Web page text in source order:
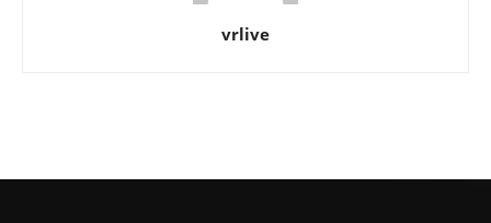
vrlive